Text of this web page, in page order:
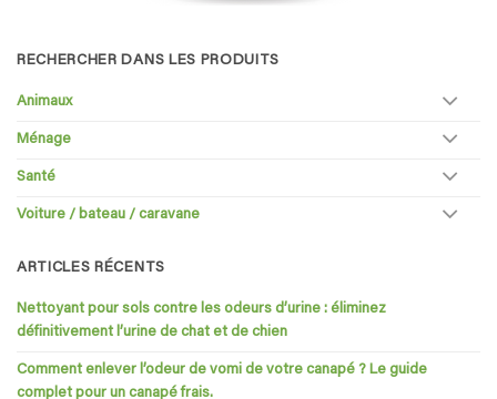
RECHERCHER DANS LES PRODUITS
Animaux
Ménage
Santé
Voiture / bateau / caravane
ARTICLES RÉCENTS
Nettoyant pour sols contre les odeurs d’urine : éliminez
définitivement l’urine de chat et de chien
Comment enlever l’odeur de vomi de votre canapé ? Le guide
complet pour un canapé frais.